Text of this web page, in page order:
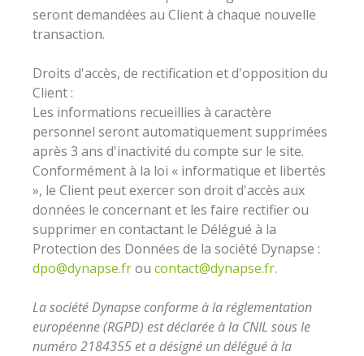
seront demandées au Client à chaque nouvelle
transaction.
Droits d'accès, de rectification et d'opposition du
Client :
Les informations recueillies à caractère
personnel seront automatiquement supprimées
après 3 ans d'inactivité du compte sur le site.
Conformément à la loi « informatique et libertés
», le Client peut exercer son droit d'accès aux
données le concernant et les faire rectifier ou
supprimer en contactant le Délégué à la
Protection des Données de la société Dynapse :
dpo@dynapse.frou contact@dynapse.fr.
La société Dynapse conforme à la réglementation
européenne (RGPD) est déclarée à la CNIL sous le
numéro 2184355 et a désigné un délégué à la